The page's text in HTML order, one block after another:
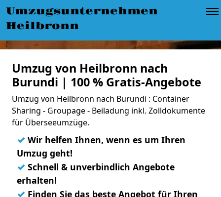
Umzugsunternehmen
Heilbronn
Umzug von Heilbronn nach
Burundi | 100 % Gratis-Angebote
Umzug von Heilbronn nach Burundi : Container
Sharing - Groupage - Beiladung inkl. Zolldokumente
für Überseeumzüge.
✓ Wir helfen Ihnen, wenn es um Ihren
Umzug geht!
✓ Schnell & unverbindlich Angebote
erhalten!
✓ Finden Sie das beste Angebot für Ihren